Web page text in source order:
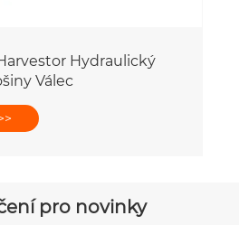
Hydraulický
Válec
pro novinky